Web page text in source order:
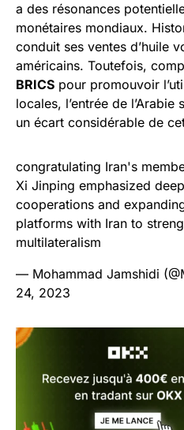
a des résonances
monétaires mondiaux.
conduit ses ventes d’huile
américains. Toutefois,
BRICS pour promouvoir
locales, l’entrée de
un écart considérable de
congratulating Iran's
Xi Jinping emphasized
cooperations and
platforms with Iran to
multilateralism
— Mohammad Jamshidi
24, 2023